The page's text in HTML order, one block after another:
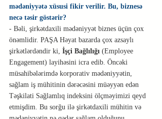
mədəniyyətə xüsusi fikir verilir. Bu, biznesə
necə təsir göstərir?
- Bəli, şirkətdaxili mədəniyyət biznes üçün çox
önəmlidir. PAŞA Həyat bazarda çox azsaylı
şirkətlərdəndir ki, İşçi Bağlılığı (Employee
Engagement) layihəsini icra edib. Öncəki
müsahibələrimdə korporativ mədəniyyətin,
sağlam iş mühitinin dərəcəsini müəyyən edən
Təşkilati Sağlamlıq indeksini ölçməyimizi qeyd
etmişdim. Bu sorğu ilə şirkətdaxili mühitin və